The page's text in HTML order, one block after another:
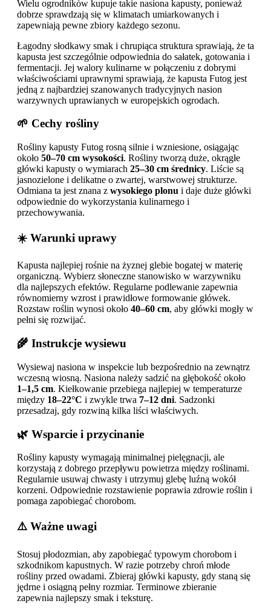
Wielu ogrodników kupuje takie nasiona kapusty, ponieważ
dobrze sprawdzają się w klimatach umiarkowanych i
zapewniają pewne zbiory każdego sezonu.
Łagodny słodkawy smak i chrupiąca struktura sprawiają, że ta
kapusta jest szczególnie odpowiednia do sałatek, gotowania i
fermentacji. Jej walory kulinarne w połączeniu z dobrymi
właściwościami uprawnymi sprawiają, że kapusta Futog jest
jedną z najbardziej szanowanych tradycyjnych nasion
warzywnych uprawianych w europejskich ogrodach.
🌱 Cechy rośliny
Rośliny kapusty Futog rosną silnie i wzniesione, osiągając
około 50–70 cm wysokości. Rośliny tworzą duże, okrągłe
główki kapusty o wymiarach 25–30 cm średnicy. Liście są
jasnozielone i delikatne o zwartej, warstwowej strukturze.
Odmiana ta jest znana z wysokiego plonu i daje duże główki
odpowiednie do wykorzystania kulinarnego i
przechowywania.
☀️ Warunki uprawy
Kapusta najlepiej rośnie na żyznej glebie bogatej w materię
organiczną. Wybierz słoneczne stanowisko w warzywniku
dla najlepszych efektów. Regularne podlewanie zapewnia
równomierny wzrost i prawidłowe formowanie główek.
Rozstaw roślin wynosi około 40–60 cm, aby główki mogły w
pełni się rozwijać.
🌾 Instrukcje wysiewu
Wysiewaj nasiona w inspekcie lub bezpośrednio na zewnątrz
wczesną wiosną. Nasiona należy sadzić na głębokość około
1–1,5 cm. Kiełkowanie przebiega najlepiej w temperaturze
między 18–22°C i zwykle trwa 7–12 dni. Sadzonki
przesadzaj, gdy rozwiną kilka liści właściwych.
🌿 Wsparcie i przycinanie
Rośliny kapusty wymagają minimalnej pielęgnacji, ale
korzystają z dobrego przepływu powietrza między roślinami.
Regularnie usuwaj chwasty i utrzymuj glebę luźną wokół
korzeni. Odpowiednie rozstawienie poprawia zdrowie roślin i
pomaga zapobiegać chorobom.
⚠️ Ważne uwagi
Stosuj płodozmian, aby zapobiegać typowym chorobom i
szkodnikom kapustnych. W razie potrzeby chroń młode
rośliny przed owadami. Zbieraj główki kapusty, gdy staną się
jędrne i osiągną pełny rozmiar. Terminowe zbieranie
zapewnia najlepszy smak i teksturę.